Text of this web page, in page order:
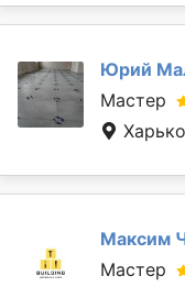
Юрий
Мастер
Максим
Мастер